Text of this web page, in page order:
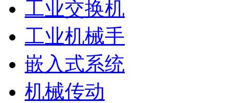
工业交换机
工业机械手
嵌入式系统
机械传动